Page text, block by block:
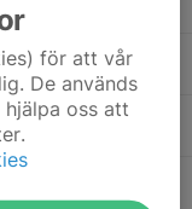
för att vår
De används
oss att